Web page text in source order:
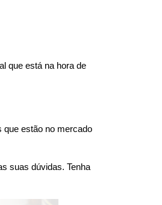
que está na hora de
que estão no mercado
suas dúvidas. Tenha